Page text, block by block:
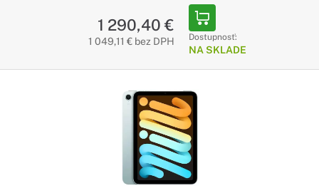
1 290,40 €
1 049,11 € bez DPH Dostupnosť:
NA SKLADE